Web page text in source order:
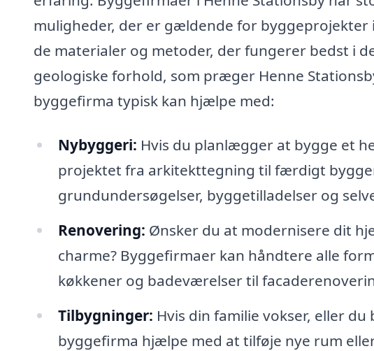
muligheder, der er gældende for
de materialer og metoder, der fungerer bedst i
geologiske forhold, som præger Henne
byggefirma typisk kan hjælpe med:
Nybyggeri: Hvis du planlægger at bygge et
projektet fra arkitekttegning til færdigt
grundundersøgelser, byggetilladelser og
Renovering: Ønsker du at modernisere dit
charme? Byggefirmaer kan håndtere alle
køkkener og badeværelser til
Tilbygninger: Hvis din familie vokser, eller
byggefirma hjælpe med at tilføje nye rum